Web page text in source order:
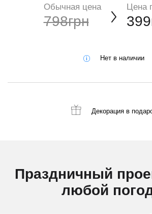
Обычная цена
798грн
Цена
Нет в наличии
Декорация в
Праздничный
любой